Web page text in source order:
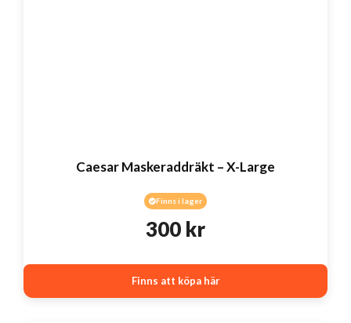
Caesar Maskeraddräkt – X-Large
Finns i lager
300 kr
Finns att köpa här